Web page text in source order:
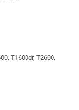
T1600dr, T2600,